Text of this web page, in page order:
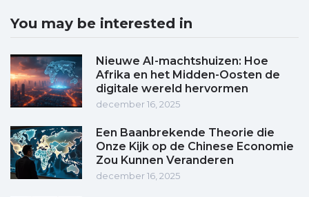
You may be interested in
Nieuwe AI-machtshuizen: Hoe
Afrika en het Midden-Oosten de
digitale wereld hervormen
december 16, 2025
Een Baanbrekende Theorie die
Onze Kijk op de Chinese Economie
Zou Kunnen Veranderen
december 16, 2025